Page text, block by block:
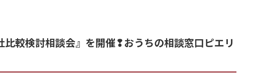
較検討相談会』を開催❢おうちの相談窓口ピエリ